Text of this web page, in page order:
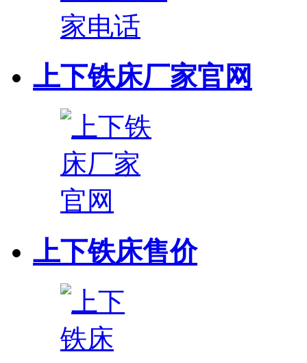
上下铁床厂家官网
上下铁床售价